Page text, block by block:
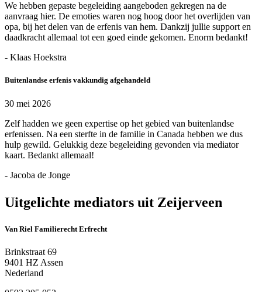
We hebben gepaste begeleiding aangeboden gekregen na de
aanvraag hier. De emoties waren nog hoog door het overlijden van
opa, bij het delen van de erfenis van hem. Dankzij jullie support en
daadkracht allemaal tot een goed einde gekomen. Enorm bedankt!
- Klaas Hoekstra
Buitenlandse erfenis vakkundig afgehandeld
30 mei 2026
Zelf hadden we geen expertise op het gebied van buitenlandse
erfenissen. Na een sterfte in de familie in Canada hebben we dus
hulp gewild. Gelukkig deze begeleiding gevonden via mediator
kaart. Bedankt allemaal!
- Jacoba de Jonge
Uitgelichte mediators uit Zeijerveen
Van Riel Familierecht Erfrecht
Brinkstraat 69
9401 HZ Assen
Nederland